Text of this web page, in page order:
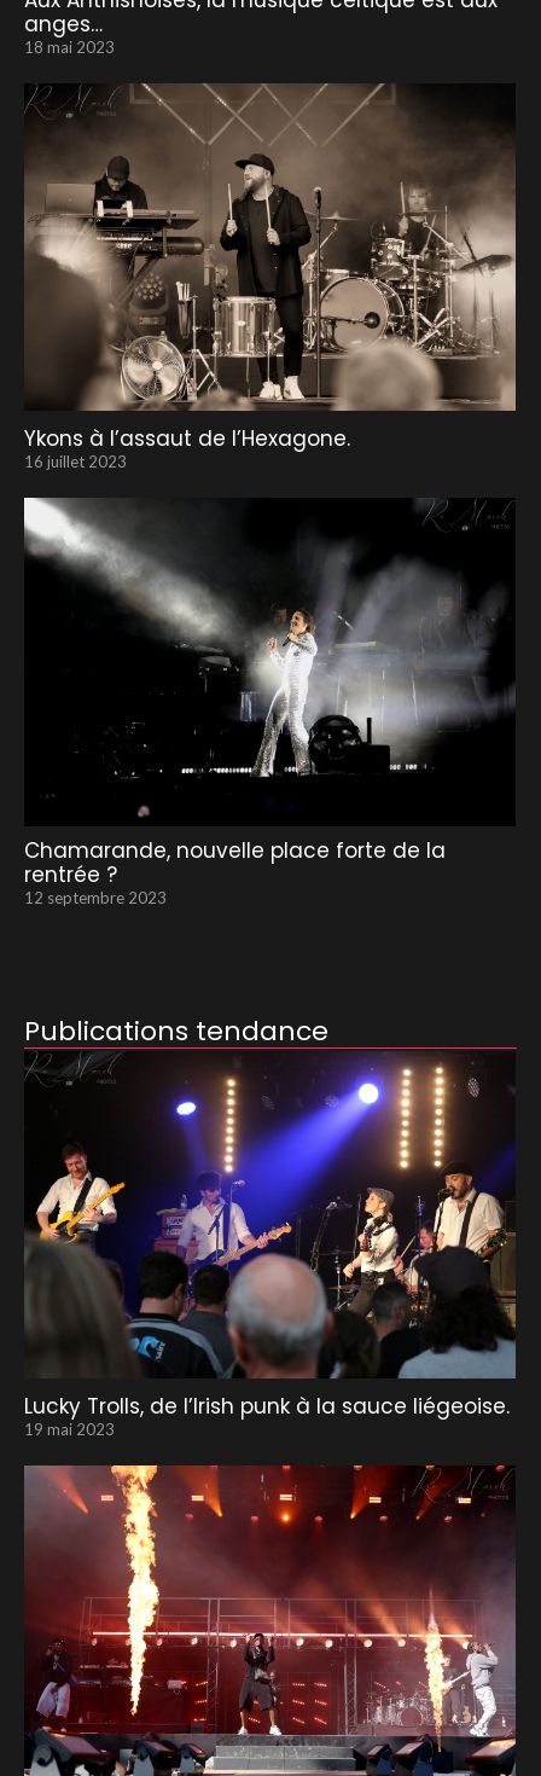
anges…
18 mai 2023
Ykons à l’assaut de l’Hexagone.
16 juillet 2023
Chamarande, nouvelle place forte de la
rentrée ?
12 septembre 2023
Publications tendance
Lucky Trolls, de l’Irish punk à la sauce liégeoise.
19 mai 2023